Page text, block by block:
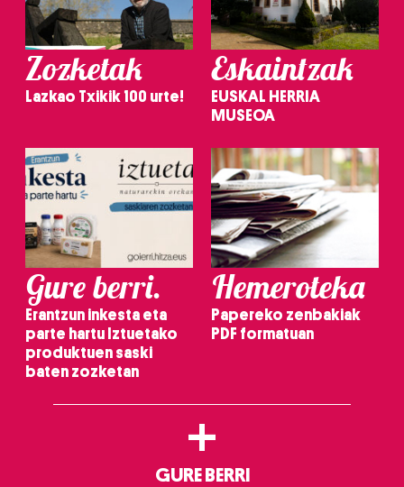
Zozketak
Lazkao Txikik 100 urte!
Eskaintzak
EUSKAL HERRIA
MUSEOA
Gure berri.
Erantzun inkesta eta
parte hartu Iztuetako
produktuen saski
baten zozketan
Hemeroteka
Papereko zenbakiak
PDF formatuan
+
GURE BERRI